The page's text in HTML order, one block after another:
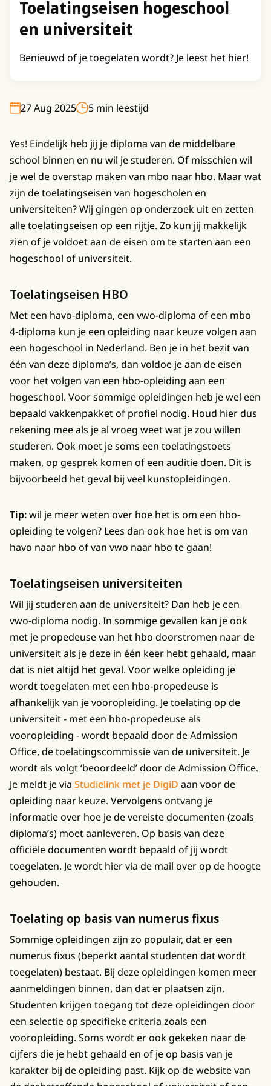
Toelatingseisen hogeschool
en universiteit
Benieuwd of je toegelaten wordt? Je leest het hier!
27 Aug 2025 5 min leestijd
Yes! Eindelijk heb jij je diploma van de middelbare
school binnen en nu wil je studeren. Of misschien wil
je wel de overstap maken van mbo naar hbo. Maar wat
zijn de toelatingseisen van hogescholen en
universiteiten? Wij gingen op onderzoek uit en zetten
alle toelatingseisen op een rijtje. Zo kun jij makkelijk
zien of je voldoet aan de eisen om te starten aan een
hogeschool of universiteit.
Toelatingseisen HBO
Met een havo-diploma, een vwo-diploma of een mbo
4-diploma kun je een opleiding naar keuze volgen aan
een hogeschool in Nederland. Ben je in het bezit van
één van deze diploma’s, dan voldoe je aan de eisen
voor het volgen van een hbo-opleiding aan een
hogeschool. Voor sommige opleidingen heb je wel een
bepaald vakkenpakket of profiel nodig. Houd hier dus
rekening mee als je al vroeg weet wat je zou willen
studeren. Ook moet je soms een toelatingstoets
maken, op gesprek komen of een auditie doen. Dit is
bijvoorbeeld het geval bij veel kunstopleidingen.
Tip:wil je meer weten over hoe het is om een hbo-
opleiding te volgen? Lees dan ook hoe het is om van
havo naar hbo of van vwo naar hbo te gaan!
Toelatingseisen universiteiten
Wil jij studeren aan de universiteit? Dan heb je een
vwo-diploma nodig. In sommige gevallen kan je ook
met je propedeuse van het hbo doorstromen naar de
universiteit als je deze in één keer hebt gehaald, maar
dat is niet altijd het geval. Voor welke opleiding je
wordt toegelaten met een hbo-propedeuse is
afhankelijk van je vooropleiding. Je toelating op de
universiteit - met een hbo-propedeuse als
vooropleiding - wordt bepaald door de Admission
Office, de toelatingscommissie van de universiteit. Je
wordt als volgt ‘beoordeeld’ door de Admission Office.
Je meldt je via Studielink met je DigiD aan voor de
opleiding naar keuze. Vervolgens ontvang je
informatie over hoe je de vereiste documenten (zoals
diploma’s) moet aanleveren. Op basis van deze
officiële documenten wordt bepaald of jij wordt
toegelaten. Je wordt hier via de mail over op de hoogte
gehouden.
Toelating op basis van numerus fixus
Sommige opleidingen zijn zo populair, dat er een
numerus fixus (beperkt aantal studenten dat wordt
toegelaten) bestaat. Bij deze opleidingen komen meer
aanmeldingen binnen, dan dat er plaatsen zijn.
Studenten krijgen toegang tot deze opleidingen door
een selectie op specifieke criteria zoals een
vooropleiding. Soms wordt er ook gekeken naar de
cijfers die je hebt gehaald en of je op basis van je
karakter bij de opleiding past. Kijk op de website van